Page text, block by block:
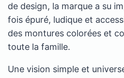
de design, la marque a su
fois épuré, ludique et
des montures colorées et
toute la famille.
Une vision simple et